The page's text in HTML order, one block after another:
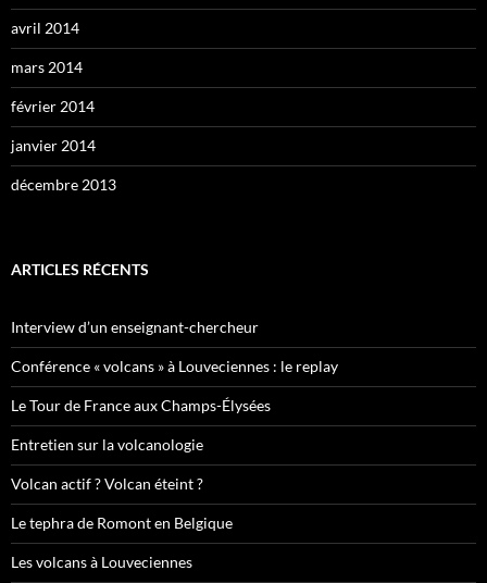
avril 2014
mars 2014
février 2014
janvier 2014
décembre 2013
ARTICLES RÉCENTS
Interview d’un enseignant-chercheur
Conférence « volcans » à Louveciennes : le replay
Le Tour de France aux Champs-Élysées
Entretien sur la volcanologie
Volcan actif ? Volcan éteint ?
Le tephra de Romont en Belgique
Les volcans à Louveciennes